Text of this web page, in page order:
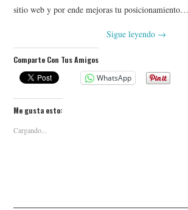
sitio web y por ende mejoras tu posicionamiento…
Sigue leyendo →
Comparte Con Tus Amigos
WhatsApp
Me gusta esto:
Cargando...